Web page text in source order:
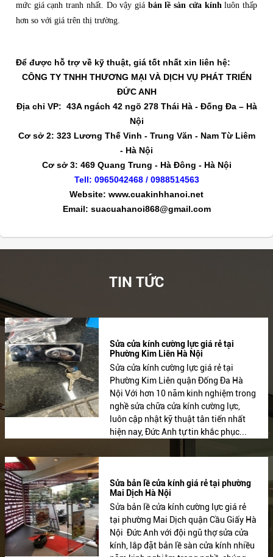
mức giá cạnh tranh nhất. Do vậy giá bản lề sàn cửa kínhluôn thấp
hơn so với giá trên thị trường.
Để được hỗ trợ về kỹ thuật, giá tốt nhất xin liên hệ:
CÔNG TY TNHH THƯƠNG MẠI VÀ DỊCH VỤ PHÁT TRIỂN
ĐỨC ANH
Địa chỉ VP: 43A ngách 42 ngõ 278 Thái Hà - Đống Đa – Hà
Nội
Cơ sở 2: 323 Lương Thế Vinh - Trung Văn - Nam Từ Liêm
- Hà Nội
Cơ sở 3: 469 Quang Trung - Hà Đông - Hà Nội
Tell: 0965042468 / 0988514563
Website: www.cuakinhhanoi.net
Email: suacuahanoi868@gmail.com
TIN TỨC
Sửa cửa kính cường lực giá rẻ tại
Phường Kim Liên Hà Nội
Sửa cửa kính cường lực giá rẻ tại
Phường Kim Liên quận Đống Đa Hà
Nội Với hơn 10 năm kinh nghiệm trong
nghề sửa chữa cửa kính cường lực,
luôn cập nhật kỹ thuật tân tiến nhất
hiện nay, Đức Anh tự tin khắc phục...
Sửa bản lề cửa kính giá rẻ tại phường
Mai Dịch Hà Nội
Sửa bản lề cửa kính cường lực giá rẻ
tại phường Mai Dịch quận Cầu Giấy Hà
Nội Đức Anh với đội ngũ thợ sửa cửa
kính, lắp đặt bản lề sàn cửa kính nhiều